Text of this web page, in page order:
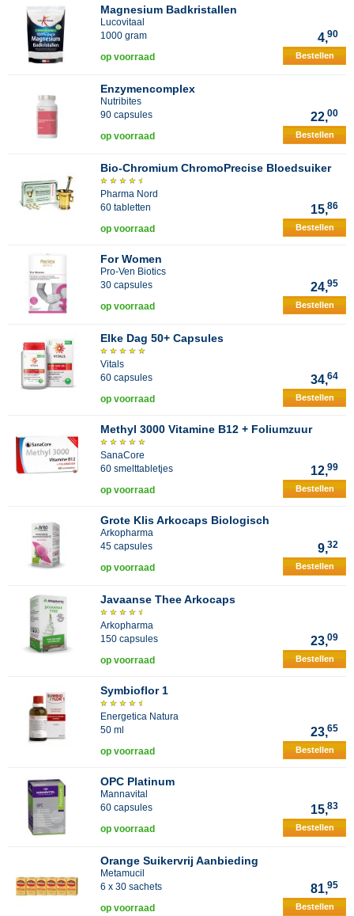
Magnesium Badkristallen
Lucovitaal
1000 gram
4,90
op voorraad Bestellen
Enzymencomplex
Nutribites
90 capsules
22,00
op voorraad Bestellen
Bio-Chromium ChromoPrecise Bloedsuiker
Pharma Nord
60 tabletten
15,86
op voorraad Bestellen
For Women
Pro-Ven Biotics
30 capsules
24,95
op voorraad Bestellen
Elke Dag 50+ Capsules
Vitals
60 capsules
34,64
op voorraad Bestellen
Methyl 3000 Vitamine B12 + Foliumzuur
SanaCore
60 smelttabletjes
12,99
op voorraad Bestellen
Grote Klis Arkocaps Biologisch
Arkopharma
45 capsules
9,32
op voorraad Bestellen
Javaanse Thee Arkocaps
Arkopharma
150 capsules
23,09
op voorraad Bestellen
Symbioflor 1
Energetica Natura
50 ml
23,65
op voorraad Bestellen
OPC Platinum
Mannavital
60 capsules
15,83
op voorraad Bestellen
Orange Suikervrij Aanbieding
Metamucil
6 x 30 sachets
81,95
op voorraad Bestellen